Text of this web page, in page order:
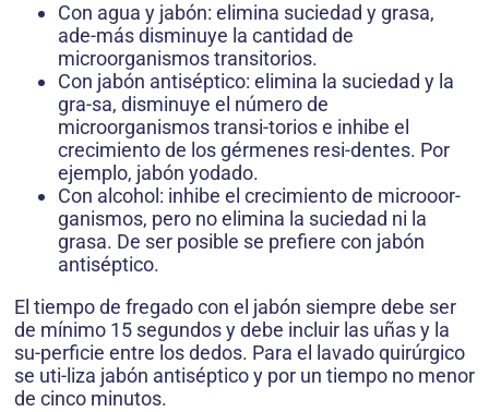
Con agua y jabón: elimina suciedad y grasa,
ade-más disminuye la cantidad de
microorganismos transitorios.
Con jabón antiséptico: elimina la suciedad y la
gra-sa, disminuye el número de
microorganismos transi-torios e inhibe el
crecimiento de los gérmenes resi-dentes. Por
ejemplo, jabón yodado.
Con alcohol: inhibe el crecimiento de microoor-
ganismos, pero no elimina la suciedad ni la
grasa. De ser posible se prefiere con jabón
antiséptico.
El tiempo de fregado con el jabón siempre debe ser
de mínimo 15 segundos y debe incluir las uñas y la
su-perficie entre los dedos. Para el lavado quirúrgico
se uti-liza jabón antiséptico y por un tiempo no menor
de cinco minutos.